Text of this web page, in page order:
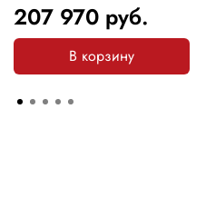
207 970 руб.
В корзину